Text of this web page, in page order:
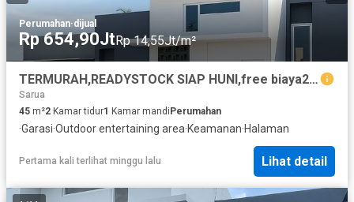
Perumahan·dijual
Rp 654,90JtRp 14,55Jt/m²
TERMURAH,READYSTOCK SIAP HUNI,free biaya2, BEBAS BANJIR !
Sarua
45 m²2 Kamar tidur1 Kamar mandi Perumahan
·Garasi·Outdoor entertaining area·Keamanan·Halaman
Pertama kali terlihat minggu lalu Lihat detail